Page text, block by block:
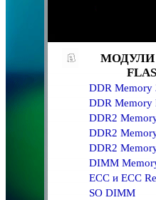
МОДУЛИ
DDR Memory
DDR Memory
DDR2
DDR2
DDR2
DIMM
ECC и ECC
SO DIMM